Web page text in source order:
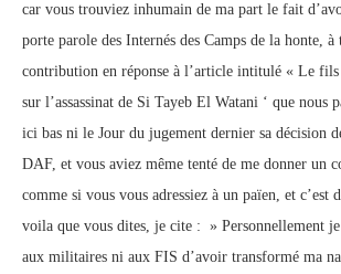
car vous trouviez inhumain de ma part le fait
porte parole des Internés des Camps de la honte, à
contribution en réponse à l’article intitulé « Le
sur l’assassinat de Si Tayeb El Watani ‘ que nous
ici bas ni le Jour du jugement dernier sa décision
DAF, et vous aviez même tenté de me donner un
comme si vous vous adressiez à un païen, et c’est
voila que vous dites, je cite : » Personnellement
aux militaires ni aux FIS d’avoir transformé ma